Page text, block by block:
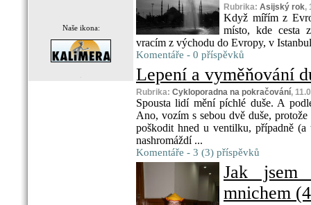
Naše ikona:
Rubrika: Asijský rok,
Když mířím z
místo, kde cesta
vracím z východu do Evropy, v
Komentáře - 0 příspěvků
Lepení a vyměňování
Rubrika: Cykloporadna na pokračování,
Spousta lidí mění píchlé duše. A
Ano, vozím s sebou dvě duše,
poškodit hned u ventilku, případně
nashromáždí ...
Komentáře - 3 (3) příspěvků
Jak jsem
mnichem